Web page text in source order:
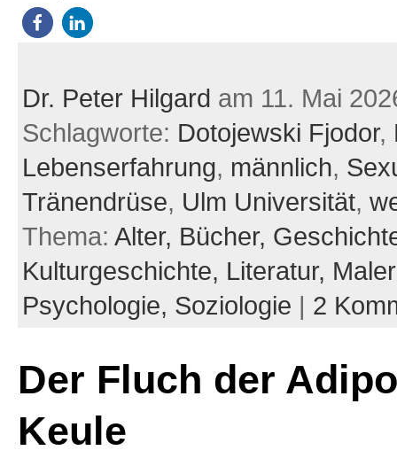
Dr. Peter Hilgard am 11. Mai
Schlagworte: Dotojewski Fjodor,
Lebenserfahrung, männlich,
Tränendrüse, Ulm Universität,
Thema: Alter, Bücher,
Kulturgeschichte, Literatur,
Psychologie, Soziologie 2
Der Fluch der
Keule